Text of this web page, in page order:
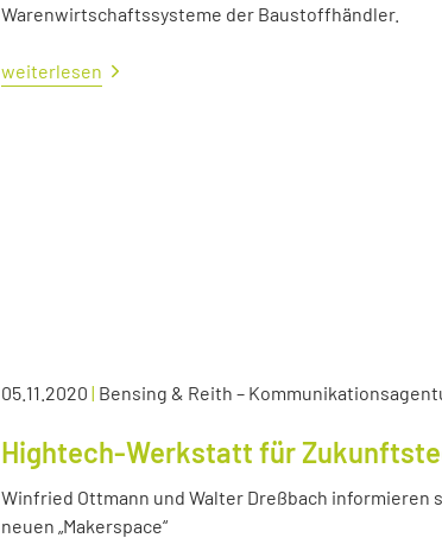
Warenwirtschaftssysteme der Baustoffhändler.
weiterlesen
05.11.2020 | Bensing & Reith –
Hightech-Werkstatt für
Winfried Ottmann und Walter Dreßbach informieren
neuen „Makerspace“